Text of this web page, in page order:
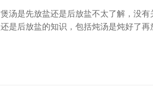
汤是先放盐还是后放盐不太了解，没
是后放盐的知识，包括炖汤是炖好了再
放盐，因为盐具有渗透作用，会使原